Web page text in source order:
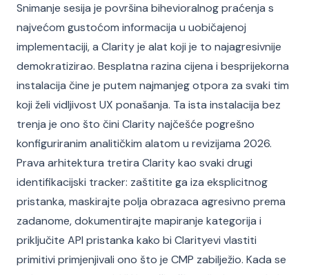
Snimanje sesija je površina bihevioralnog praćenja s
najvećom gustoćom informacija u uobičajenoj
implementaciji, a Clarity je alat koji je to najagresivnije
demokratizirao. Besplatna razina cijena i besprijekorna
instalacija čine je putem najmanjeg otpora za svaki tim
koji želi vidljivost UX ponašanja. Ta ista instalacija bez
trenja je ono što čini Clarity najčešće pogrešno
konfiguriranim analitičkim alatom u revizijama 2026.
Prava arhitektura tretira Clarity kao svaki drugi
identifikacijski tracker: zaštitite ga iza eksplicitnog
pristanka, maskirajte polja obrazaca agresivno prema
zadanome, dokumentirajte mapiranje kategorija i
priključite API pristanka kako bi Clarityevi vlastiti
primitivi primjenjivali ono što je CMP zabilježio. Kada se